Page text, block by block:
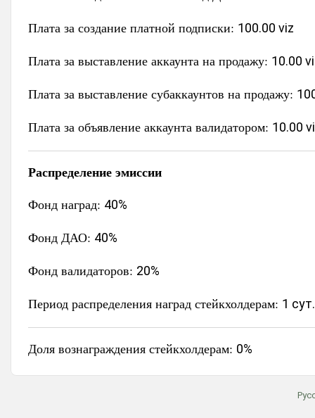
Плата за создание платной подписки: 100.00 viz
Плата за выставление аккаунта на продажу: 10.00
Плата за выставление субаккаунтов на продажу:
Плата за объявление аккаунта валидатором: 10.00
Распределение эмиссии
Фонд наград: 40%
Фонд ДАО: 40%
Фонд валидаторов: 20%
Период распределения наград стейкхолдерам: 1 сут.
Доля вознаграждения стейкхолдерам: 0%